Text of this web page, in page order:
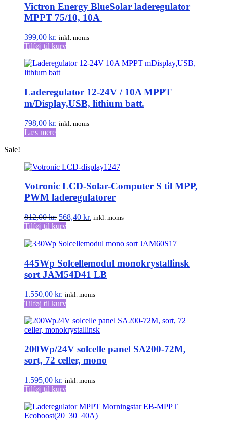
Victron Energy BlueSolar laderegulator
MPPT 75/10, 10A
399,00 kr. inkl. moms
Tilføj til kurv
Laderegulator 12-24V / 10A MPPT
m/Display,USB, lithium batt.
798,00 kr. inkl. moms
Læs mere
Sale!
Votronic LCD-Solar-Computer S til MPP,
PWM laderegulatorer
812,00kr. Den
oprindelige
var:
568,40 kr. Den
er:
inkl. moms
Tilføj til kurv
445Wp Solcellemodul monokrystallinsk
sort JAM54D41 LB
1.550,00 kr. inkl. moms
Tilføj til kurv
200Wp/24V solcelle panel SA200-72M,
sort, 72 celler, mono
1.595,00 kr. inkl. moms
Tilføj til kurv